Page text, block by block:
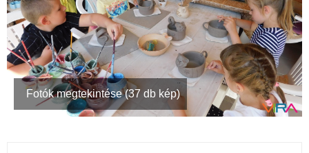
Fotók megtekintése (37 db kép)